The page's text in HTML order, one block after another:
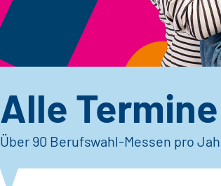
Alle
Über 90 Berufswahl-Messen pro